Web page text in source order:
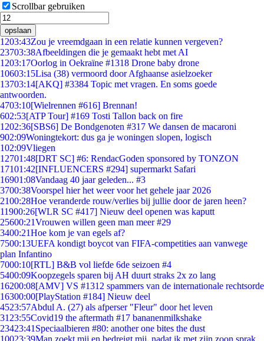
Scrollbar gebruiken
opslaan
1203:43Zou je vreemdgaan in een relatie kunnen vergeven?
23703:38Afbeeldingen die je gemaakt hebt met AI
1203:17Oorlog in Oekraïne #1318 Drone baby drone
10603:15Lisa (38) vermoord door Afghaanse asielzoeker
13703:14[AKQ] #3384 Topic met vragen. En soms goede
antwoorden.
4703:10[Wielrennen #616] Brennan!
602:53[ATP Tour] #169 Tosti Tallon back on fire
1202:36[SBS6] De Bondgenoten #317 We dansen de macaroni
902:09Woningtekort: dus ga je woningen slopen, logisch
102:09Vliegen
12701:48[DRT SC] #6: RendacGoden sponsored by TONZON
17101:42[INFLUENCERS #294] supermarkt Safari
16901:08Vandaag 40 jaar geleden... #3
3700:38Voorspel hier het weer voor het gehele jaar 2026
2100:28Hoe veranderde rouw/verlies bij jullie door de jaren heen?
11900:26[WLR SC #417] Nieuw deel openen was kaputt
25600:21Vrouwen willen geen man meer #29
3400:21Hoe kom je van egels af?
7500:13UEFA kondigt boycot van FIFA-competities aan vanwege
plan Infantino
7000:10[RTL] B&B vol liefde 6de seizoen #4
5400:09Koopzegels sparen bij AH duurt straks 2x zo lang
16200:08[AMV] VS #1312 spammers van de internationale rechtsorde
16300:00[PlayStation #184] Nieuw deel
4523:57Abdul A. (27) als afperser "Fleur" door het leven
31 23:55Covid19 the aftermath #17 bananenmilkshake
23423:41 Speciaalbieren #80: another one bites the dust
10023:39Man zoekt mij en bedreigt mij, nadat ik met zijn zoon sprak